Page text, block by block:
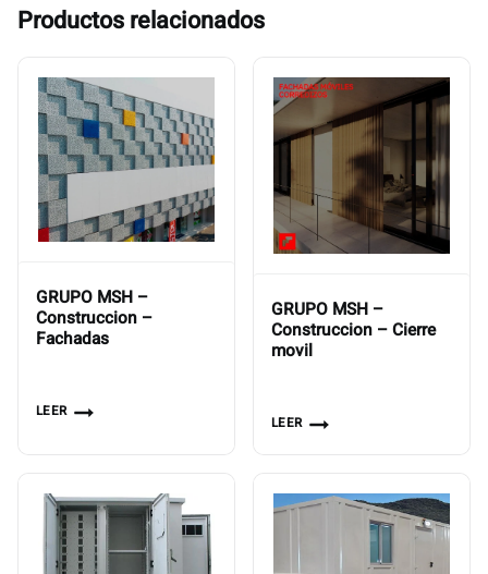
Productos relacionados
GRUPO MSH –
Construccion –
Fachadas
LEER
GRUPO MSH –
Construccion – Cierre
movil
LEER